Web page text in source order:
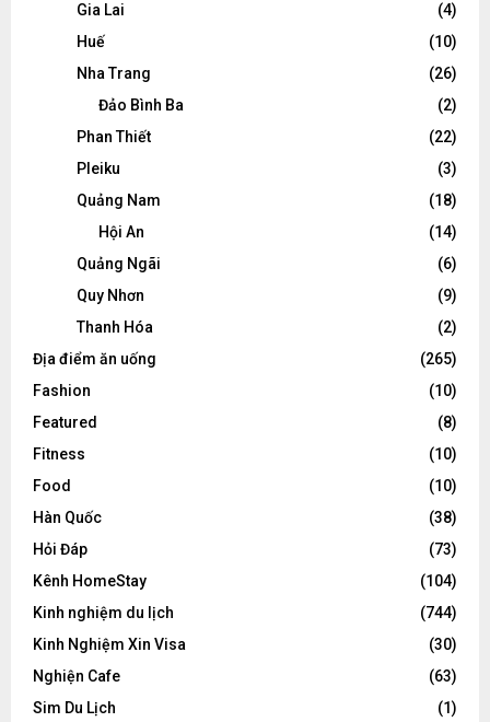
Gia Lai
(4)
Huế
(10)
Nha Trang
(26)
Đảo Bình Ba
(2)
Phan Thiết
(22)
Pleiku
(3)
Quảng Nam
(18)
Hội An
(14)
Quảng Ngãi
(6)
Quy Nhơn
(9)
Thanh Hóa
(2)
Địa điểm ăn uống
(265)
Fashion
(10)
Featured
(8)
Fitness
(10)
Food
(10)
Hàn Quốc
(38)
Hỏi Đáp
(73)
Kênh HomeStay
(104)
Kinh nghiệm du lịch
(744)
Kinh Nghiệm Xin Visa
(30)
Nghiện Cafe
(63)
Sim Du Lịch
(1)